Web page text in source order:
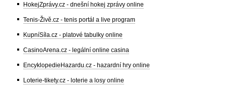
HokejZprávy.cz - dnešní hokej zprávy online
Tenis-Živě.cz - tenis portál a live program
KupníSíla.cz - platové tabulky online
CasinoArena.cz - legální online casina
EncyklopedieHazardu.cz - hazardní hry online
Loterie-tikety.cz - loterie a losy online